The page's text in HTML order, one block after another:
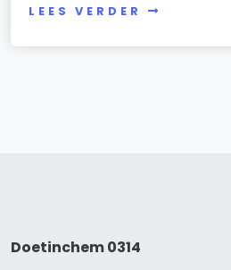
LEES VERDER
Doetinchem 0314